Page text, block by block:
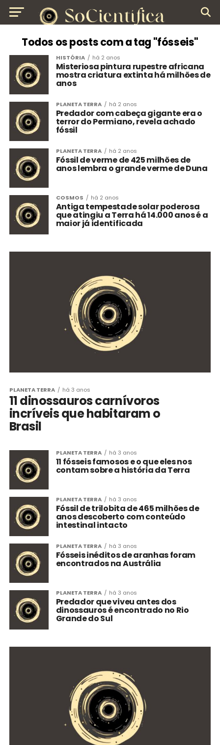
Todos os posts com a tag "fósseis"
HISTÓRIA há 2 anos
Misteriosa pintura rupestre africana
mostra criatura extinta há milhões de
anos
PLANETA TERRA há 2 anos
Predador com cabeça gigante era o
terror do Permiano, revela achado
fóssil
PLANETA TERRA há 2 anos
Fóssil de verme de 425 milhões de
anos lembra o grande verme de Duna
COSMOS há 2 anos
Antiga tempestade solar poderosa
que atingiu a Terra há 14.000 anos é a
maior já identificada
PLANETA TERRA há 3 anos
11 dinossauros carnívoros
incríveis que habitaram o
Brasil
PLANETA TERRA há 3 anos
11 fósseis famosos e o que eles nos
contam sobre a história da Terra
PLANETA TERRA há 3 anos
Fóssil de trilobita de 465 milhões de
anos descoberto com conteúdo
intestinal intacto
PLANETA TERRA há 3 anos
Fósseis inéditos de aranhas foram
encontrados na Austrália
PLANETA TERRA há 3 anos
Predador que viveu antes dos
dinossauros é encontrado no Rio
Grande do Sul